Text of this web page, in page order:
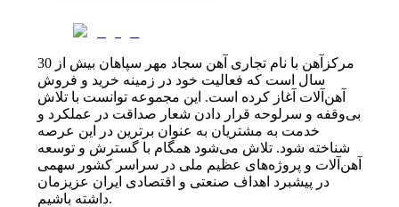
مرکزآهن با نام تجاری آهن سجاد مهر سپاهان بیش از 30
سال است که فعالیت خود در زمینه خرید و فروش
آهن‌آلات آغاز کرده است. این مجموعه توانست با تلاش
بی‌وقفه و سرلوحه قرار دادن شعار صداقت در عملکرد و
خدمت به مشتریان به عنوان برترین در این عرصه
شناخته شود. تلاش می‌شود همگام با گسترش و توسعه
آهن‌آلات و پروژه‌های عظیم ملی در سراسر کشور سهمی
در پیشبرد اهداف صنعتی و اقتصادی ایران عزیزمان
داشته باشیم.